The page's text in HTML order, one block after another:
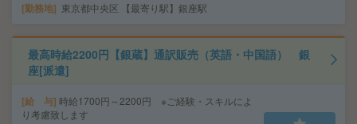
勤務地 東京都中央区 【最寄り駅】銀座駅
最高時給2200円【銀蔵】通訳販売（英語・中国語） 銀
座[派遣]
給 与 時給1700円～2200円 ※ご経験・スキルによ
り考慮致します